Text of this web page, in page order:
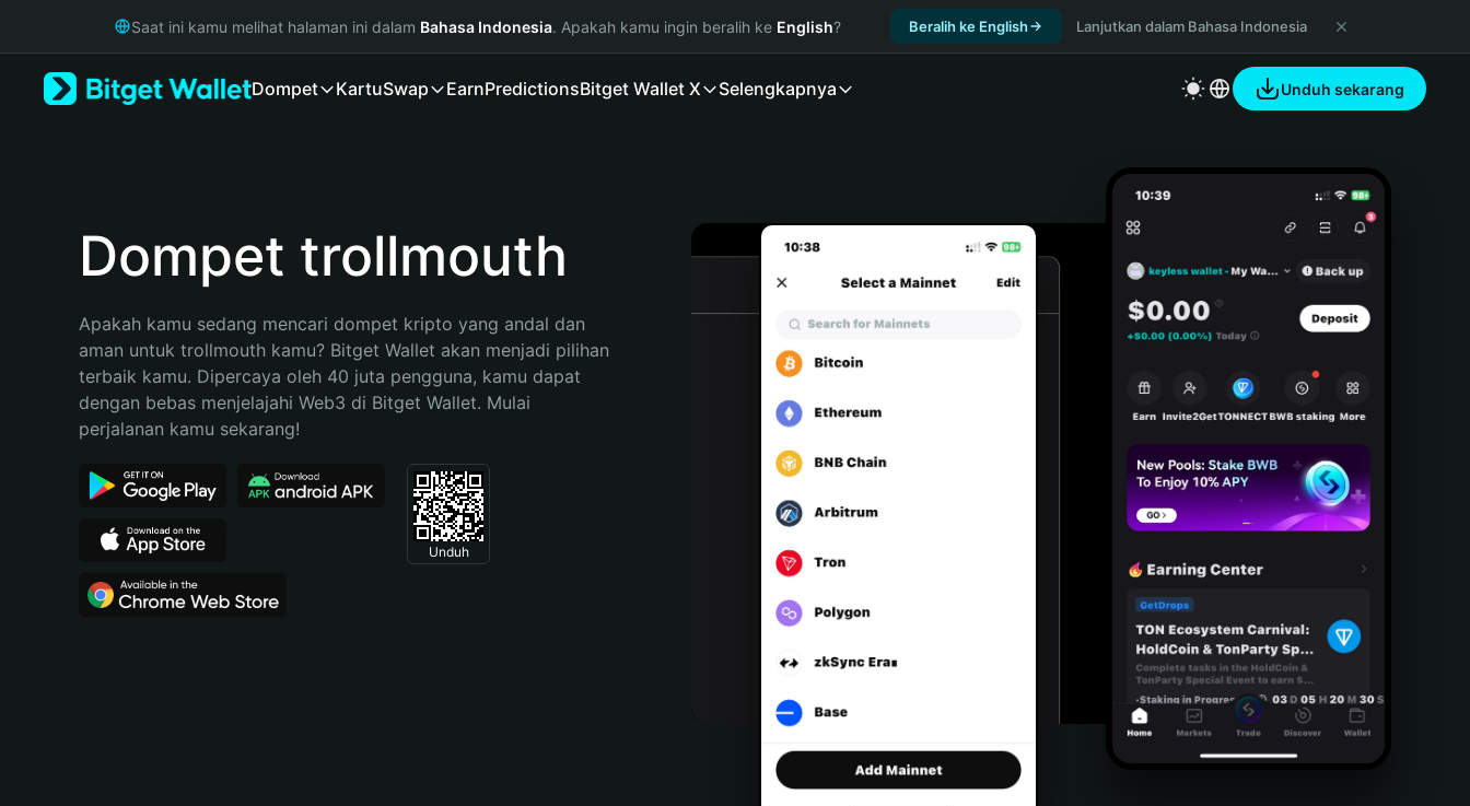
Русский
Bahasa Indonesia
Español (Argentina)
Saat ini kamu melihat halaman ini dalam Bahasa Indonesia. Apakah kamu ingin beralih ke English? Beralih ke English Lanjutkan dalam Bahasa Indonesia
Dompet KartuSwap EarnPredictionsBitget Wallet X Selengkapnya Unduh sekarang
Dompet trollmouth
Apakah kamu sedang mencari dompet kripto yang andal dan
aman untuk trollmouth kamu? Bitget Wallet akan menjadi pilihan
terbaik kamu. Dipercaya oleh 40 juta pengguna, kamu dapat
dengan bebas menjelajahi Web3 di Bitget Wallet. Mulai
perjalanan kamu sekarang!
Unduh